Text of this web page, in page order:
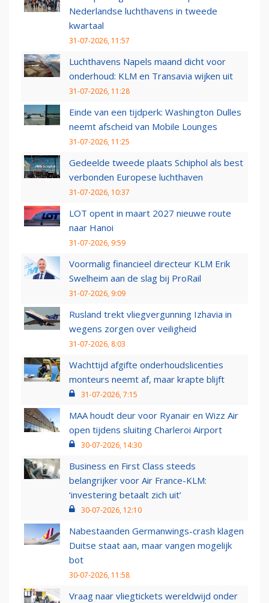
Nederlandse luchthavens in tweede
kwartaal
31-07-2026, 11:57
Luchthavens Napels maand dicht voor
onderhoud: KLM en Transavia wijken uit
31-07-2026, 11:28
Einde van een tijdperk: Washington Dulles
neemt afscheid van Mobile Lounges
31-07-2026, 11:25
Gedeelde tweede plaats Schiphol als best
verbonden Europese luchthaven
31-07-2026, 10:37
LOT opent in maart 2027 nieuwe route
naar Hanoi
31-07-2026, 9:59
Voormalig financieel directeur KLM Erik
Swelheim aan de slag bij ProRail
31-07-2026, 9:09
Rusland trekt vliegvergunning Izhavia in
wegens zorgen over veiligheid
31-07-2026, 8:03
Wachttijd afgifte onderhoudslicenties
monteurs neemt af, maar krapte blijft
31-07-2026, 7:15
MAA houdt deur voor Ryanair en Wizz Air
open tijdens sluiting Charleroi Airport
30-07-2026, 14:30
Business en First Class steeds
belangrijker voor Air France-KLM:
‘investering betaalt zich uit’
30-07-2026, 12:10
Nabestaanden Germanwings-crash klagen
Duitse staat aan, maar vangen mogelijk
bot
30-07-2026, 11:58
Vraag naar vliegtickets wereldwijd onder